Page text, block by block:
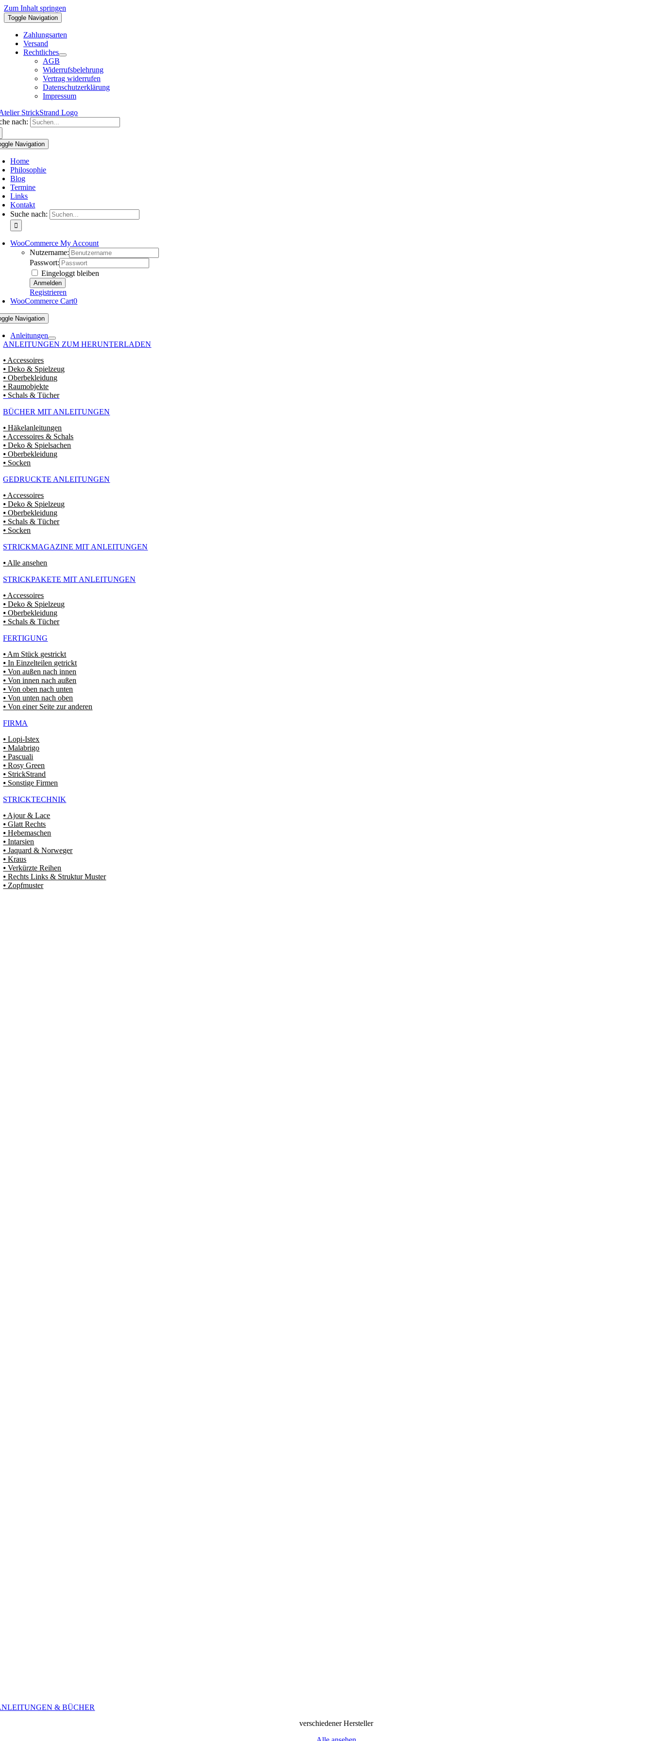
Zum Inhalt springen
Toggle Navigation
Zahlungsarten
Versand
Rechtliches
AGB
Widerrufsbelehrung
Vertrag widerrufen
Datenschutzerklärung
Impressum
nach:
Navigation
Home
Philosophie
Blog
Termine
Links
Kontakt
Suche nach:
WooCommerce My Account
Nutzername:
Passwort:
Eingeloggt bleiben
Registrieren
WooCommerce Cart0
Navigation
Anleitungen
ANLEITUNGEN ZUM HERUNTERLADEN
⦁ Accessoires
⦁ Deko & Spielzeug
⦁ Oberbekleidung
⦁ Raumobjekte
⦁ Schals & Tücher
BÜCHER MIT ANLEITUNGEN
⦁ Häkelanleitungen
⦁ Accessoires & Schals
⦁ Deko & Spielsachen
⦁ Oberbekleidung
⦁ Socken
GEDRUCKTE ANLEITUNGEN
⦁ Accessoires
⦁ Deko & Spielzeug
⦁ Oberbekleidung
⦁ Schals & Tücher
⦁ Socken
STRICKMAGAZINE MIT ANLEITUNGEN
⦁ Alle ansehen
STRICKPAKETE MIT ANLEITUNGEN
⦁ Accessoires
⦁ Deko & Spielzeug
⦁ Oberbekleidung
⦁ Schals & Tücher
FERTIGUNG
⦁ Am Stück gestrickt
⦁ In Einzelteilen getrickt
⦁ Von außen nach innen
⦁ Von innen nach außen
⦁ Von oben nach unten
⦁ Von unten nach oben
⦁ Von einer Seite zur anderen
FIRMA
⦁ Lopi-Istex
⦁ Malabrigo
⦁ Pascuali
⦁ Rosy Green
⦁ StrickStrand
⦁ Sonstige Firmen
STRICKTECHNIK
⦁ Ajour & Lace
⦁ Glatt Rechts
⦁ Hebemaschen
⦁ Intarsien
⦁ Jaquard & Norweger
⦁ Kraus
⦁ Verkürzte Reihen
⦁ Rechts Links & Struktur Muster
⦁ Zopfmuster
& BÜCHER
verschiedener Hersteller